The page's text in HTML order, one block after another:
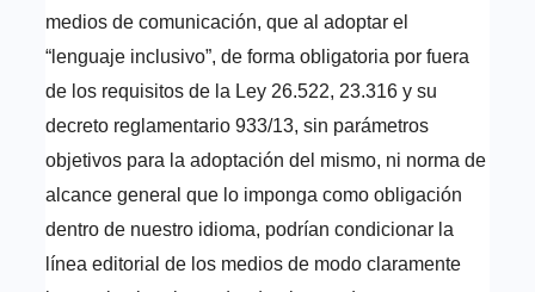
medios de comunicación, que al adoptar el
“lenguaje inclusivo”, de forma obligatoria por fuera
de los requisitos de la Ley 26.522, 23.316 y su
decreto reglamentario 933/13, sin parámetros
objetivos para la adoptación del mismo, ni norma de
alcance general que lo imponga como obligación
dentro de nuestro idioma, podrían condicionar la
línea editorial de los medios de modo claramente